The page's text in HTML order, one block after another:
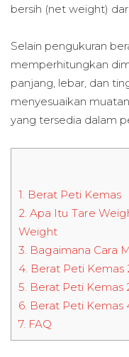
bersih (net weight)
Selain pengukuran
memperhitungkan
panjang, lebar, dan
menyesuaikan
yang tersedia dalam
1. Berat Peti Kemas
2. Apa Itu Tare
Weight
3. Bagaimana Cara
4. Berat Peti Kemas
5. Berat Peti Kemas
6. Berat Peti Kemas
7. FAQ